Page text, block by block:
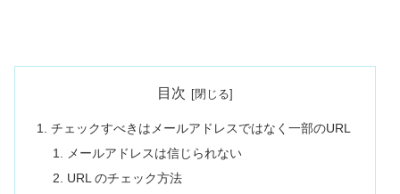
目次
チェックすべきはメールアドレスではなく一部のURL
メールアドレスは信じられない
URL のチェック方法